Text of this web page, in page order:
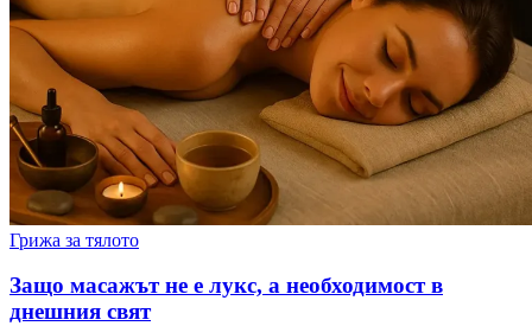
Грижа за тялото
Защо масажът не е лукс, а необходимост в
днешния свят